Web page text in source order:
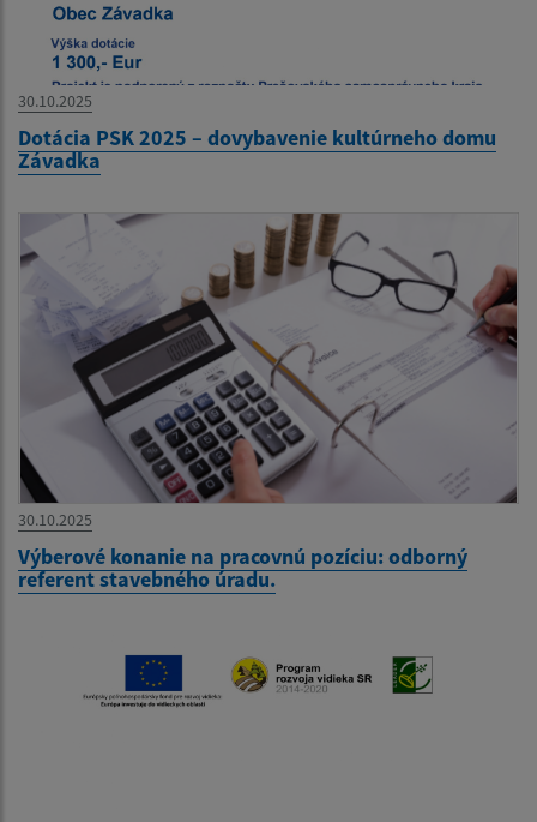
30.10.2025
Dotácia PSK 2025 – dovybavenie kultúrneho domu
Závadka
30.10.2025
Výberové konanie na pracovnú pozíciu: odborný
referent stavebného úradu.